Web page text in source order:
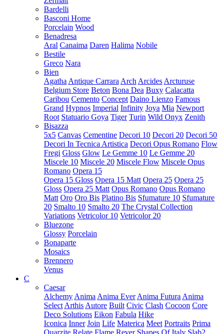
Bardelli
Basconi Home
Porcelain Wood
Benadresa
Aral Canaima Daren Halima Nobile
Bestile
Greco Nara
Bien
Agatha Antique Carrara Arch Arcides Arcturuse
Belgium Store Beton Bona Dea Buxy Calacatta
Caribou Cemento Concept Daino Lienzo Famous
Grand Hypnos Imperial Infinity Joya Mia Newport
Root Statuario Goya Tiger Turin Wild Onyx Zenith
Bisazza
5x5 Canvas Cementine Decori 10 Decori 20 Decori 50
Decori In Tecnica Artistica Decori Opus Romano Flow
Fregi Gloss Glow Le Gemme 10 Le Gemme 20
Miscele 10 Miscele 20 Miscele Flow Miscele Opus
Romano Opera 15
Opera 15 Gloss Opera 15 Matt Opera 25 Opera 25
Gloss Opera 25 Matt Opus Romano Opus Romano
Matt Oro Oro Bis Platino Bis Sfumature 10 Sfumature
20 Smalto 10 Smalto 20 The Crystal Collection
Variations Vetricolor 10 Vetricolor 20
Bluezone
Glossy Porcelain
Bonaparte
Mosaics
Brennero
Venus
C
Caesar
Alchemy Anima Anima Ever Anima Futura Anima
Select Arthis Autore Built Civic Clash Cocoon Core
Deco Solutions Eikon Fabula Hike
Iconica Inner Join Life Materica Meet Portraits Prima